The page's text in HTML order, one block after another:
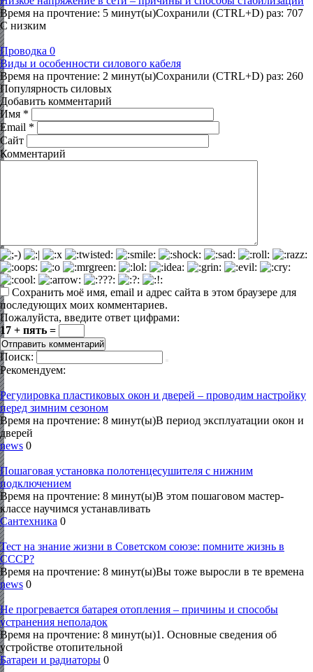
Время на прочтение: 5 минут(ы)Сохранили (CTRL+D) раз: 707
С низким
Проводка 0
Виды и особенности силового кабеля
Время на прочтение: 2 минут(ы)Сохранили (CTRL+D) раз: 260
Популярность силовых
Добавить комментарий
Имя *
Email *
Сайт
Комментарий
Сохранить моё имя, email и адрес сайта в этом браузере для
последующих моих комментариев.
Пожалуйста, введите ответ цифрами:
17 + пять =
Поиск:
Рекомендуем:
Регулировка пластиковых окон и дверей – проводим настройку
перед зимним сезоном
Время на прочтение: 8 минут(ы)В период эксплуатации окон и
дверей
news 0
Пошаговая установка полотенцесушителя с нижним
подключением
Время на прочтение: 8 минут(ы)В этом пошаговом мастер-
классе научимся устанавливать
Сантехника 0
Тест на знание жизни в Советском союзе: помните жизнь в
СССР?
Время на прочтение: 8 минут(ы)Вы тоже выросли в те времена
news 0
Не прогревается батарея отопления – причины и способы
устранения неполадок
Время на прочтение: 8 минут(ы)1. Основные сведения об
устройстве отопительной
Батареи и радиаторы 0